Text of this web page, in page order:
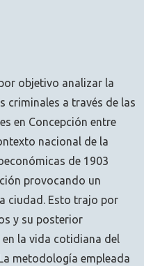
objetivo analizar la
criminales a través de las
en Concepción entre
nacional de la
de 1903
provocando un
ciudad. Esto trajo por
y su posterior
la vida cotidiana del
metodología empleada